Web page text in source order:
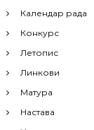
Календар рада
Конкурс
Летопис
Линкови
Матура
Настава